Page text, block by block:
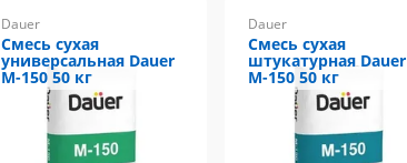
Dauer
Смесь сухая
универсальная Dauer
М-150 50 кг
Dauer
Смесь сухая
штукатурная Dauer
М-150 50 кг